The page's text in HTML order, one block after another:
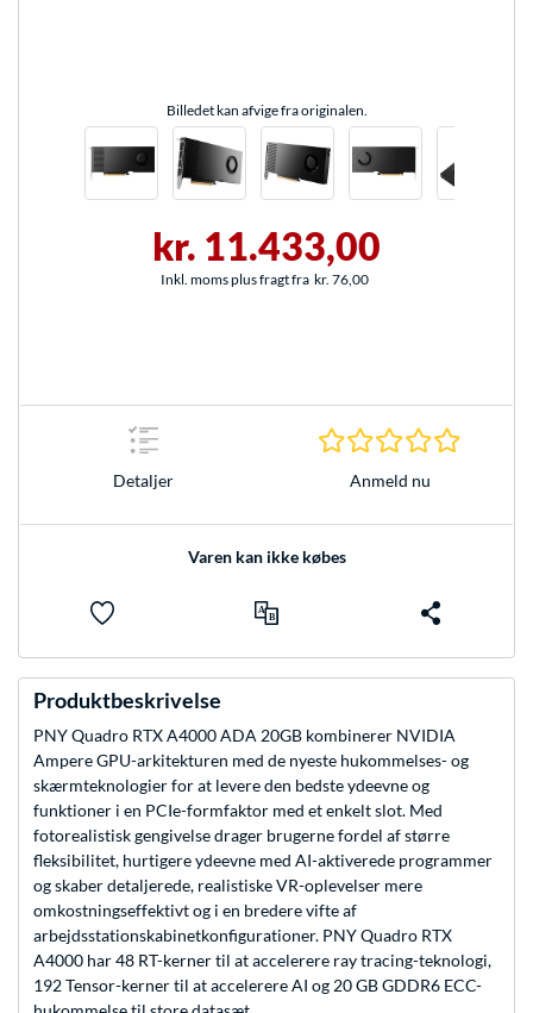
Billedet kan afvige fra originalen.
kr. 11.433,00
Inkl. moms plus fragt fra kr. 76,00
Detaljer Anmeld nu
Varen kan ikke købes
Produktbeskrivelse
PNY Quadro RTX A4000 ADA 20GB kombinerer NVIDIA
Ampere GPU-arkitekturen med de nyeste hukommelses- og
skærmteknologier for at levere den bedste ydeevne og
funktioner i en PCIe-formfaktor med et enkelt slot. Med
fotorealistisk gengivelse drager brugerne fordel af større
fleksibilitet, hurtigere ydeevne med AI-aktiverede programmer
og skaber detaljerede, realistiske VR-oplevelser mere
omkostningseffektivt og i en bredere vifte af
arbejdsstationskabinetkonfigurationer. PNY Quadro RTX
A4000 har 48 RT-kerner til at accelerere ray tracing-teknologi,
192 Tensor-kerner til at accelerere AI og 20 GB GDDR6 ECC-